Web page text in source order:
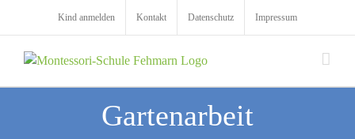
Kind anmelden Kontakt Datenschutz Impressum
Gartenarbeit